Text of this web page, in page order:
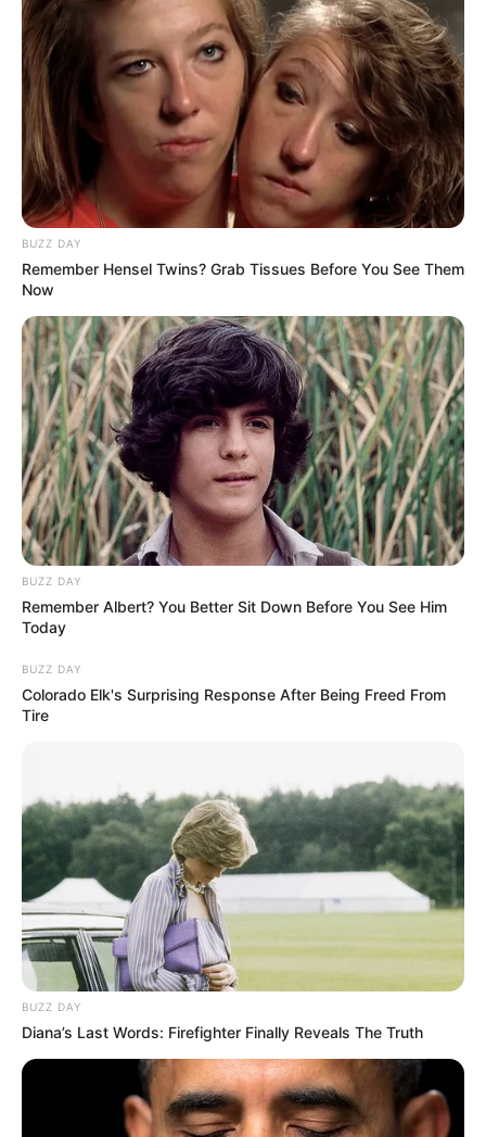
7. Disamping tempat tidur terdapat lemari yang
penuh dengan baju-baju untuk syuting atau hang out
8. Sebelah lemari terdapat koleksi tas mini yang
tergantung rapi untuk ke lokasi syuting
9. Pada bagian lain terdapat televisi yang
bersebelahan dengan rak berisi berbagai macam
BUZZ DAY
Remember Hensel Twins? Grab Tissues Before You See Them
Now
BUZZ DAY
Remember Albert? You Better Sit Down Before You See Him
Today
BUZZ DAY
Colorado Elk's Surprising Response After Being Freed From
Tire
BUZZ DAY
Diana’s Last Words: Firefighter Finally Reveals The Truth